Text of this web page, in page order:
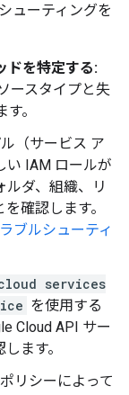
ューティングを
ドを特定する:
ースタイプと失
。
（サービス ア
い IAM ロールが
ダ、組織、リ
確認します。
ブルシューティ
services
を使用する
Cloud API サー
ます。
リシーによって